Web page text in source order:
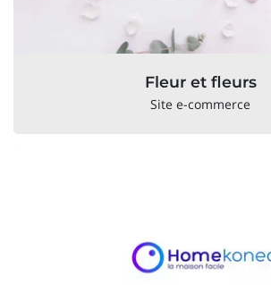
Fleur et fleurs
Site e-commerce